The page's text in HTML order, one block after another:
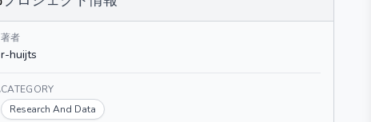
著者
r-huijts
CATEGORY
Research And Data